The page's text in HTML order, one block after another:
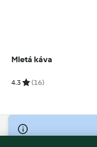
Mletá káva
4.3 (16)
© Copyright 2026